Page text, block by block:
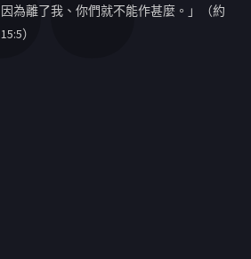
因為離了我、你們就不能作甚麼。」（約
15:5）